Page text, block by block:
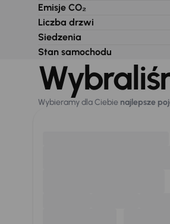
Emisje CO₂
Liczba drzwi
Siedzenia
Stan samochodu
Wybieramy dla Ciebie najlepsze